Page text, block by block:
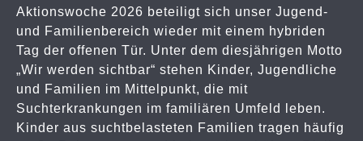
Aktionswoche 2026 beteiligt sich unser Jugend-
und Familienbereich wieder mit einem hybriden
Tag der offenen Tür. Unter dem diesjährigen Motto
„Wir werden sichtbar“ stehen Kinder, Jugendliche
und Familien im Mittelpunkt, die mit
Suchterkrankungen im familiären Umfeld leben.
Kinder aus suchtbelasteten Familien tragen häufig